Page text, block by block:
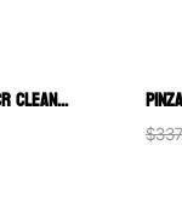
GEL REMOVEDOR DE CARIES CR CLEANER VIARDEN (JERINGA DE 1ML)
$